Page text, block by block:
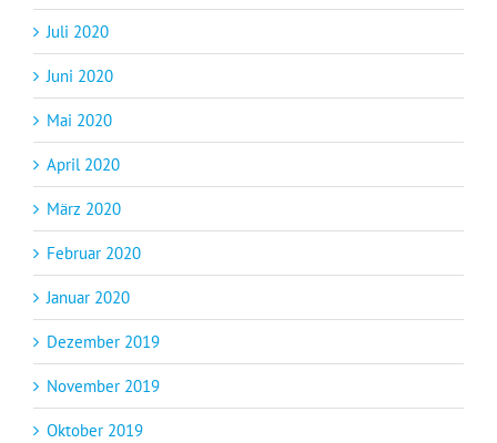
Juli 2020
Juni 2020
Mai 2020
April 2020
März 2020
Februar 2020
Januar 2020
Dezember 2019
November 2019
Oktober 2019